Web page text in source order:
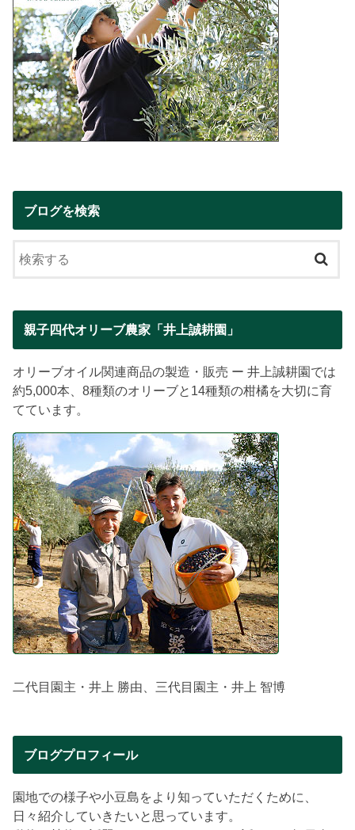
ブログを検索
親子四代オリーブ農家「井上誠耕園」
オリーブオイル関連商品の製造・販売 ー 井上誠耕園では
約5,000本、8種類のオリーブと14種類の柑橘を大切に育
てています。
二代目園主・井上 勝由、三代目園主・井上 智博
ブログプロフィール
園地での様子や小豆島をより知っていただくために、
日々紹介していきたいと思っています。